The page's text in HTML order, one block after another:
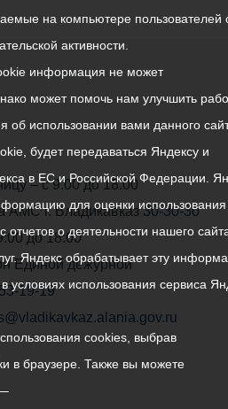
– с 9.00 до 18.00
АМС г. Владикавказ30-30-30
до 18:00
Единой дежурной
53-19-19
на компьютере пользователей
активности.
информация не может
может помочь нам улучшить
использовании вами данного
будет передаваться Яндексу и
в ЕС и Российской Федерации.
для оценки
отчетов о деятельности нашего
Яндекс обрабатывает эту
условиях использования сервиса
cookies, выбрав
в браузере. Также вы можете